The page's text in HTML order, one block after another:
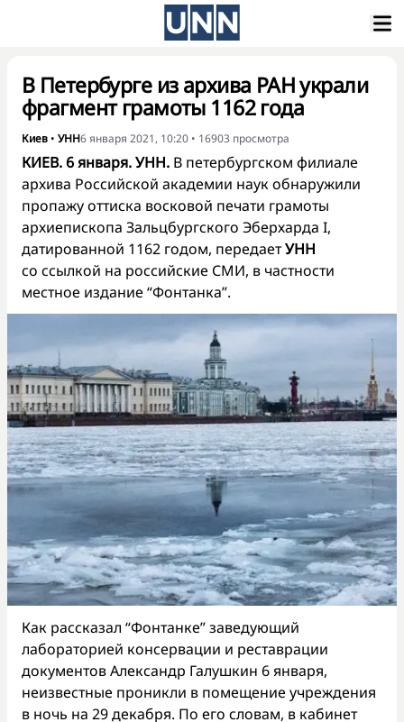
В Петербурге из архива РАН украли
фрагмент грамоты 1162 года
Киев • УНН6 января 2021, 10:20 • 16903 просмотра
КИЕВ. 6 января. УНН. В петербургском филиале
архива Российской академии наук обнаружили
пропажу оттиска восковой печати грамоты
архиепископа Зальцбургского Эберхарда I,
датированной 1162 годом, передаетУНН
со ссылкой на российские СМИ, в частности
местное издание “Фонтанка”.
Как рассказал “Фонтанке” заведующий
лабораторией консервации и реставрации
документов Александр Галушкин 6 января,
неизвестные проникли в помещение учреждения
в ночь на 29 декабря. По его словам, в кабинет